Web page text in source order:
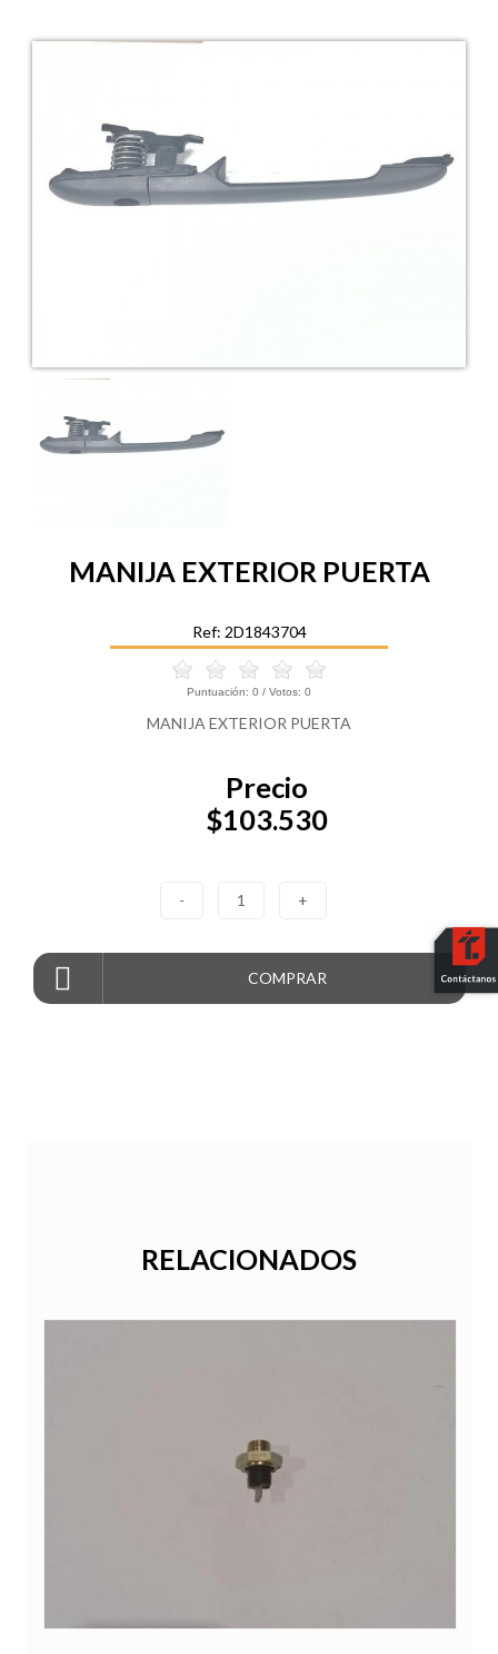
MANIJA EXTERIOR PUERTA
Ref: 2D1843704
Puntuación: 0 / Votos: 0
MANIJA EXTERIOR PUERTA
Precio
$103.530
- 1 +
COMPRAR
RELACIONADOS